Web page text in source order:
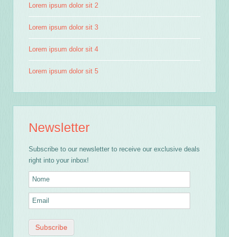
Lorem ipsum dolor sit 2
Lorem ipsum dolor sit 3
Lorem ipsum dolor sit 4
Lorem ipsum dolor sit 5
Newsletter
Subscribe to our newsletter to receive our exclusive deals
right into your inbox!